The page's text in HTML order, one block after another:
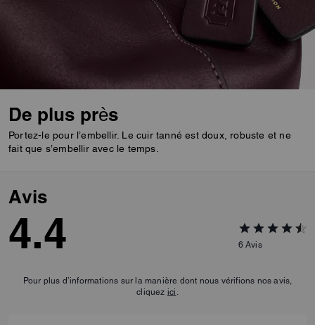
De plus près
Portez-le pour l’embellir. Le cuir tanné est doux, robuste et ne
fait que s’embellir avec le temps.
Avis
4.4 6 Avis
Pour plus d’informations sur la manière dont nous vérifions nos avis,
cliquez ici